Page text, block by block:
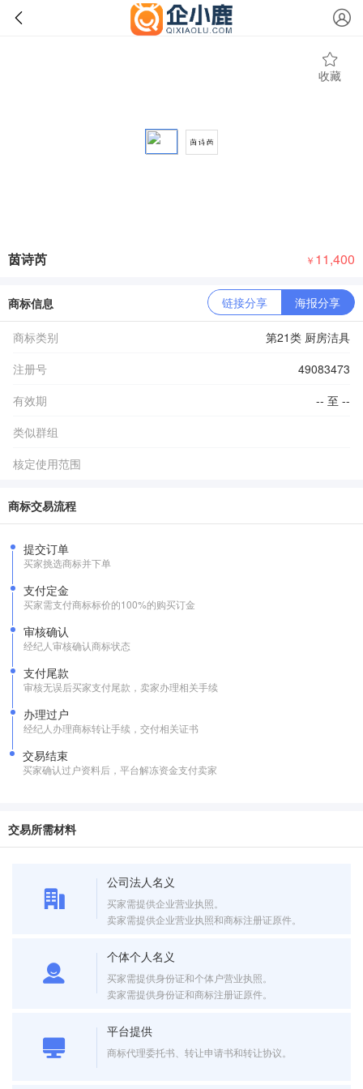
收藏
茵诗芮 ￥ 11,400
商标信息 链接分享 海报分享
商标类别
第21类 厨房洁具
注册号
49083473
有效期
-- 至 --
类似群组
核定使用范围
商标交易流程
提交订单
买家挑选商标并下单
支付定金
买家需支付商标标价的100%的购买订金
审核确认
经纪人审核确认商标状态
支付尾款
审核无误后买家支付尾款，卖家办理相关手续
办理过户
经纪人办理商标转让手续，交付相关证书
交易结束
买家确认过户资料后，平台解冻资金支付卖家
交易所需材料
公司法人名义
买家需提供企业营业执照。
卖家需提供企业营业执照和商标注册证原件。
个体个人名义
买家需提供身份证和个体户营业执照。
卖家需提供身份证和商标注册证原件。
平台提供
商标代理委托书、转让申请书和转让协议。